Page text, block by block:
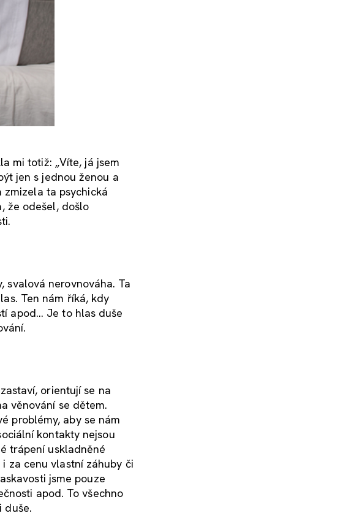
mi totiž: „Víte, já jsem
jen s jednou ženou a
zmizela ta psychická
že odešel, došlo
svalová nerovnováha. Ta
Ten nám říká, kdy
apod... Je to hlas duše
orientují se na
věnování se dětem.
problémy, aby se nám
kontakty nejsou
trápení uskladněné
za cenu vlastní záhuby či
jsme pouze
apod. To všechno
duše.